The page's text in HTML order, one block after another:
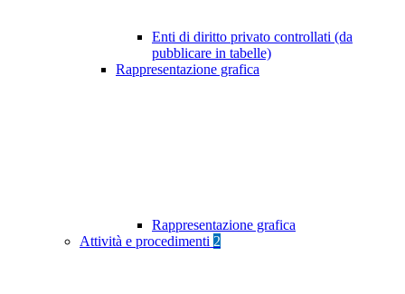
Enti di diritto privato controllati (da
pubblicare in tabelle)
Rappresentazione grafica
Rappresentazione grafica
Attività e procedimenti 2